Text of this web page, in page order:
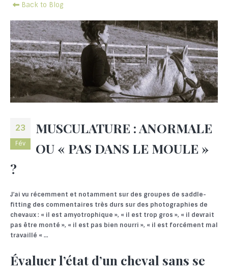
Back to Blog
23
Fév
MUSCULATURE : ANORMALE
OU « PAS DANS LE MOULE »
?
J’ai vu récemment et notamment sur des groupes de saddle-
fitting des commentaires très durs sur des photographies de
chevaux : « il est amyotrophique », « il est trop gros », « il devrait
pas être monté », « il est pas bien nourri », « il est forcément mal
travaillé « …
Évaluer l’état d’un cheval sans se